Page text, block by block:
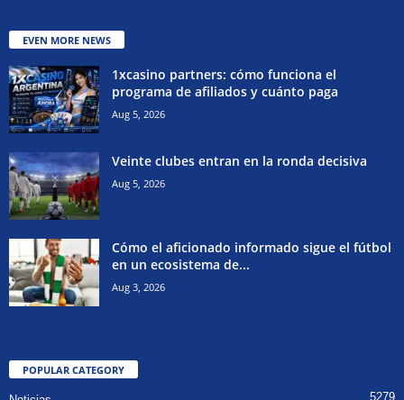
EVEN MORE NEWS
1xcasino partners: cómo funciona el
programa de afiliados y cuánto paga
Aug 5, 2026
Veinte clubes entran en la ronda decisiva
Aug 5, 2026
Cómo el aficionado informado sigue el fútbol
en un ecosistema de...
Aug 3, 2026
POPULAR CATEGORY
5279